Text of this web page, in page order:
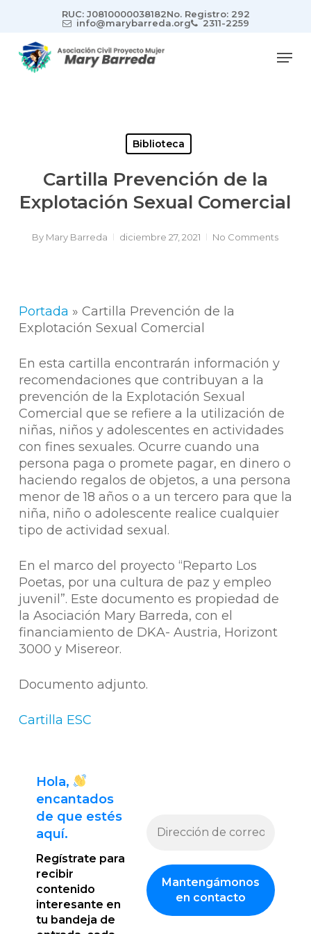
main
content
RUC: J0810000038182No. Registro: 292
info@marybarreda.org
2311-2259
Biblioteca
Cartilla Prevención de la
Explotación Sexual Comercial
By Mary Barreda diciembre 27, 2021 No Comments
Portada » Cartilla Prevención de la
Explotación Sexual Comercial
En esta cartilla encontrarán información y
recomendaciones que contribuyan a la
prevención de la Explotación Sexual
Comercial que se refiere a la utilización de
niñas, niños y adolescentes en actividades
con fines sexuales. Ocurre cuando una
persona paga o promete pagar, en dinero o
haciendo regalos de objetos, a una persona
menor de 18 años o a un tercero para que la
niña, niño o adolescente realice cualquier
tipo de actividad sexual.
En el marco del proyecto “Reparto Los
Poetas, por una cultura de paz y empleo
juvenil”. Este documento es propiedad de
la Asociación Mary Barreda, con el
financiamiento de DKA- Austria, Horizont
3000 y Misereor.
Documento adjunto.
Cartilla ESC
Hola,
encantados
de que estés
aquí.
Regístrate para
recibir
contenido
interesante en
tu bandeja de